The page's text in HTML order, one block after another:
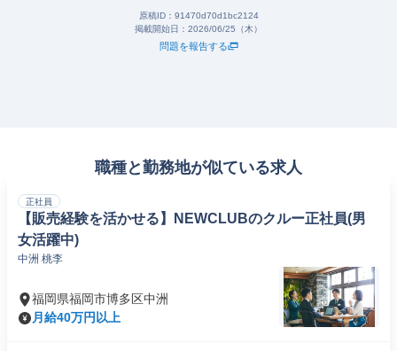
原稿ID： 91470d70d1bc2124
掲載開始日： 2026/06/25（木）
問題を報告する
職種と勤務地が似ている求人
正社員
【販売経験を活かせる】NEWCLUBのクルー正社員(男
女活躍中)
中洲 桃李
福岡県福岡市博多区中洲
月給40万円以上